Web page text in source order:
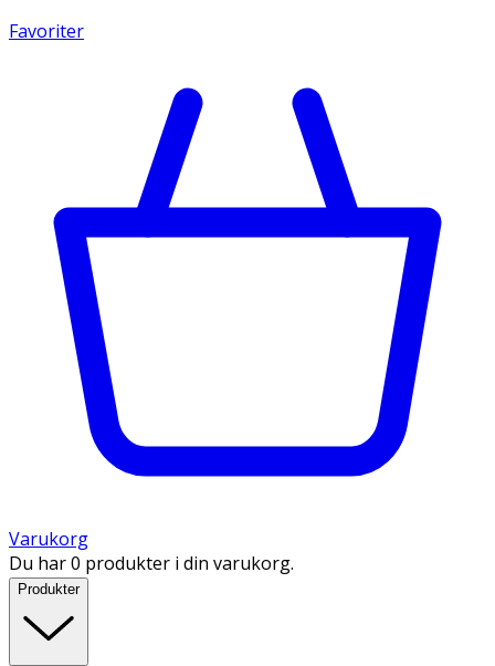
Favoriter
Varukorg
Du har 0 produkter i din varukorg.
Produkter